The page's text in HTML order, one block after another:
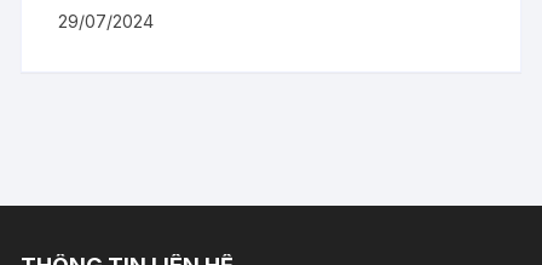
29/07/2024